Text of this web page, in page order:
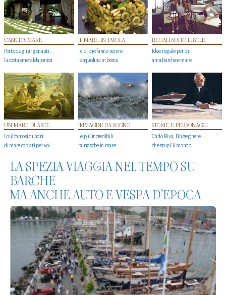
CASE DA MARE
Porto degli argonauti,
la costa smeralda jonica
IL MARE IN TAVOLA
I cibi che fanno venire
l’acquolina in bocca
REGALI SOTTO IL SOLE
Idee regalo per chi
ama barche e mare
UN MARE DI ARTE
I più famosi quadri
di mare copiati per voi
IMMAGINI DA SOGNO
Le più incredibili
burrasche in mare
STORIE E PERSONAGGI
Carlo Riva, l’ingegnere
che stupi' il mondo
LA SPEZIA VIAGGIA NEL TEMPO SU
BARCHE
MA ANCHE AUTO E VESPA D'EPOCA